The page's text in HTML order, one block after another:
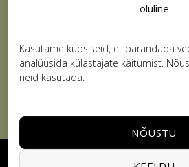
oluline
Kasutame küpsiseid, et parandada
analüüsida külastajate käitumist.
neid kasutada.
NÕUSTU
PayPal Stripe